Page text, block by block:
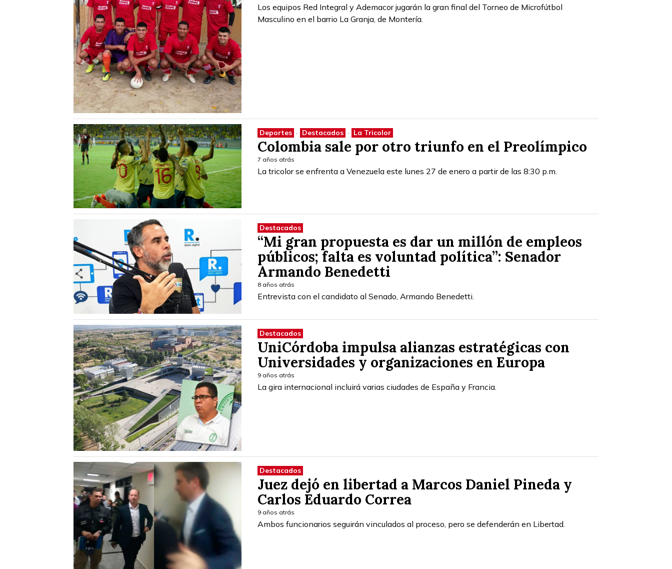
Los equipos Red Integral y Ademacor jugarán la gran final del Torneo de Microfútbol
Masculino en el barrio La Granja, de Montería.
Deportes · Destacados · La Tricolor
Colombia sale por otro triunfo en el Preolímpico
7 años atrás
La tricolor se enfrenta a Venezuela este lunes 27 de enero a partir de las 8:30 p.m.
Destacados
“Mi gran propuesta es dar un millón de empleos
públicos; falta es voluntad política”: Senador
Armando Benedetti
8 años atrás
Entrevista con el candidato al Senado, Armando Benedetti.
Destacados
UniCórdoba impulsa alianzas estratégicas con
Universidades y organizaciones en Europa
9 años atrás
La gira internacional incluirá varias ciudades de España y Francia.
Destacados
Juez dejó en libertad a Marcos Daniel Pineda y
Carlos Eduardo Correa
9 años atrás
Ambos funcionarios seguirán vinculados al proceso, pero se defenderán en Libertad.